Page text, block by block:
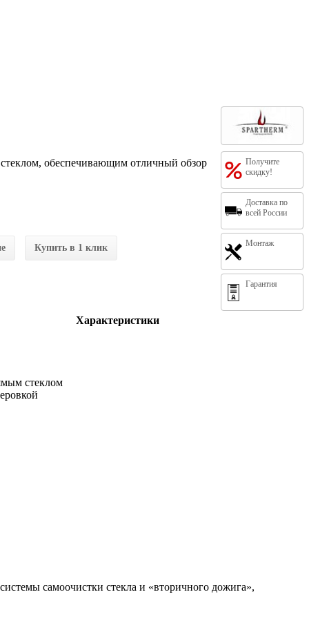
Получите
скидку!
Доставка по
всей России
Монтаж
Гарантия
обеспечивающим отличный обзор
Купить в 1 клик
Характеристики
стеклом
самоочистки стекла и «вторичного дожига»,